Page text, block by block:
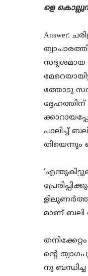
ളെ
Answer:
സദൃശമായ
ത്തോടു
പാലിച്ച്
മാണ് ബലി
ന്റെ
നു